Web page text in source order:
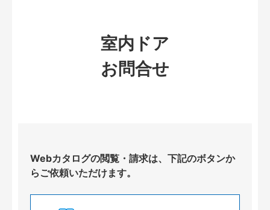
室内ドア
お問合せ
Webカタログの閲覧・請求は、下記のボタンか
らご依頼いただけます。